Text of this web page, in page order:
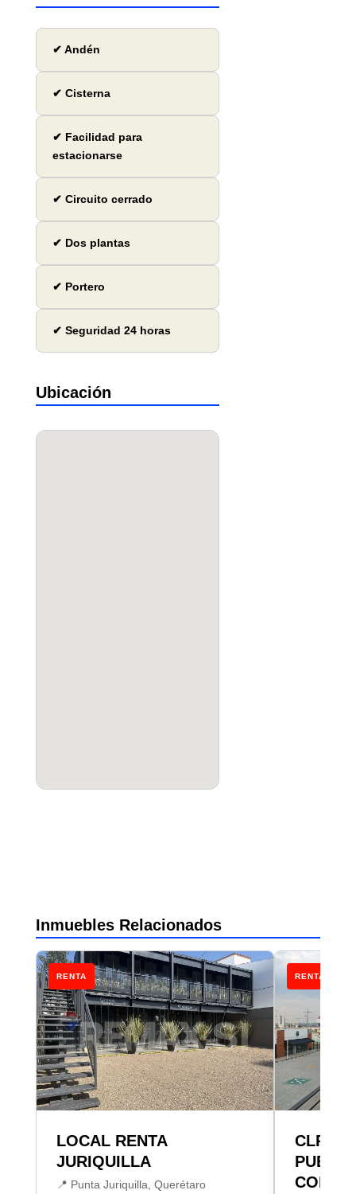
✔ Andén
✔ Cisterna
✔ Facilidad para
estacionarse
✔ Circuito cerrado
✔ Dos plantas
✔ Portero
✔ Seguridad 24 horas
Ubicación
Inmuebles Relacionados
RENTA
LOCAL RENTA
JURIQUILLA
📍 Punta Juriquilla, Querétaro
RENTA
CLR